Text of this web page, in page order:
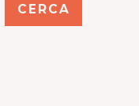
CERCA